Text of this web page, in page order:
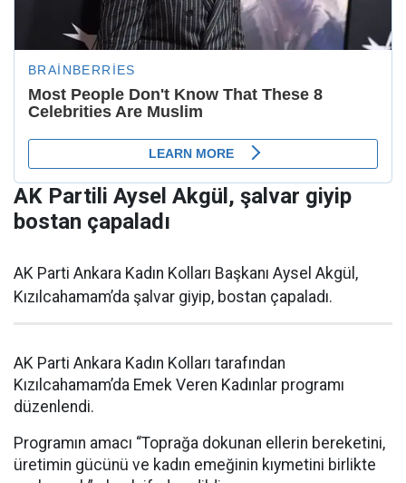
AK Partili Aysel Akgül, şalvar giyip
bostan çapaladı
AK Parti Ankara Kadın Kolları Başkanı Aysel Akgül,
Kızılcahamam’da şalvar giyip, bostan çapaladı.
AK Parti Ankara Kadın Kolları tarafından
Kızılcahamam’da Emek Veren Kadınlar programı
düzenlendi.
Programın amacı “Toprağa dokunan ellerin bereketini,
üretimin gücünü ve kadın emeğinin kıymetini birlikte